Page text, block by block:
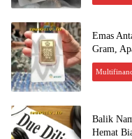
Emas
Gram,
Balik
Hemat